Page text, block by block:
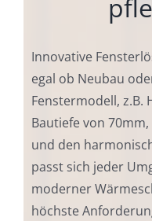
Innovative
egal ob Neubau
Fenstermodell, z.B.
Bautiefe von
und den
passt sich jeder
moderner
höchste